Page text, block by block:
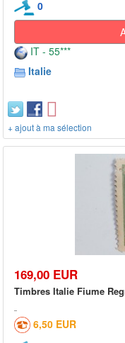
0
IT - 55***
Italie
+ ajout à ma sélection
169,00 EUR
Timbres Italie Fiume
6,50 EUR